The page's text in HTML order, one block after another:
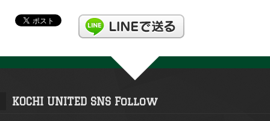
KOCHI UNITED SNS Follow